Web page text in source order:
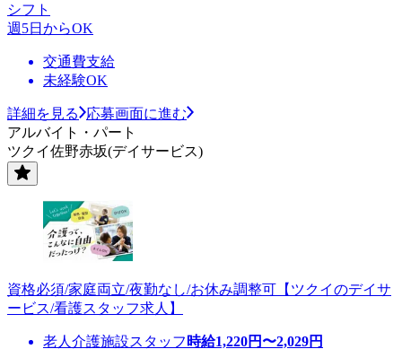
シフト
週5日からOK
交通費支給
未経験OK
詳細を見る
応募画面に進む
アルバイト・パート
ツクイ佐野赤坂(デイサービス)
資格必須/家庭両立/夜勤なし/お休み調整可【ツクイのデイサ
ービス/看護スタッフ求人】
老人介護施設スタッフ 時給1,220円〜2,029円